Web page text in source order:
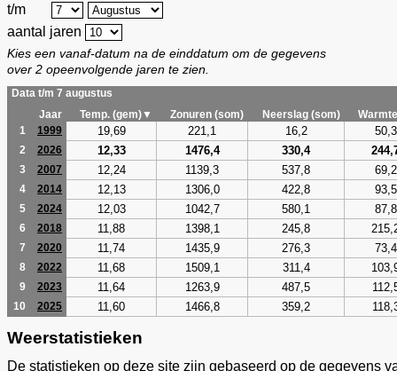
t/m
aantal jaren
Kies een vanaf-datum na de einddatum om de gegevens
over 2 opeenvolgende jaren te zien.
Data t/m 7 augustus
Jaar
Temp. (gem)▼ Zonuren (som) Neerslag (som)
1
1999 19,69 221,1 16,2 50,3
2 2026 12,33 1476,4 330,4
3 2007 12,24 1139,3 537,8 69,2
4 2014 12,13 1306,0 422,8 93,5
5 2024 12,03 1042,7 580,1 87,8
6 2018 11,88 1398,1 245,8
7 2020 11,74 1435,9 276,3 73,4
8 2022 11,68 1509,1 311,4
9 2023 11,64 1263,9 487,5
10 2025 11,60 1466,8 359,2
Weerstatistieken
De statistieken op deze site zijn gebaseerd op de gegevens